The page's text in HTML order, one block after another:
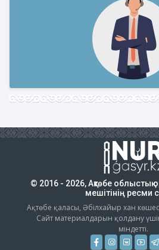
© 2016 - 2026, Ақтөбе облыстық
мешітінің ресми
Ақтөбе қаласы, Әбілхайыр хан
Сайт материалдарын қолдану үшін
міндетті.